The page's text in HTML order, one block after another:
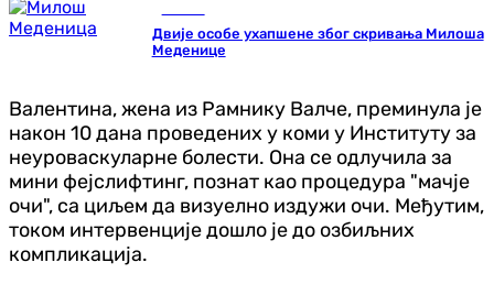
Двије особе ухапшене због скривања Милоша
Меденице
Валентина, жена из Рамнику Валче, преминула је
након 10 дана проведених у коми у Институту за
неуроваскуларне болести. Она се одлучила за
мини фејслифтинг, познат као процедура "мачје
очи", са циљем да визуелно издужи очи. Међутим,
током интервенције дошло је до озбиљних
компликација.